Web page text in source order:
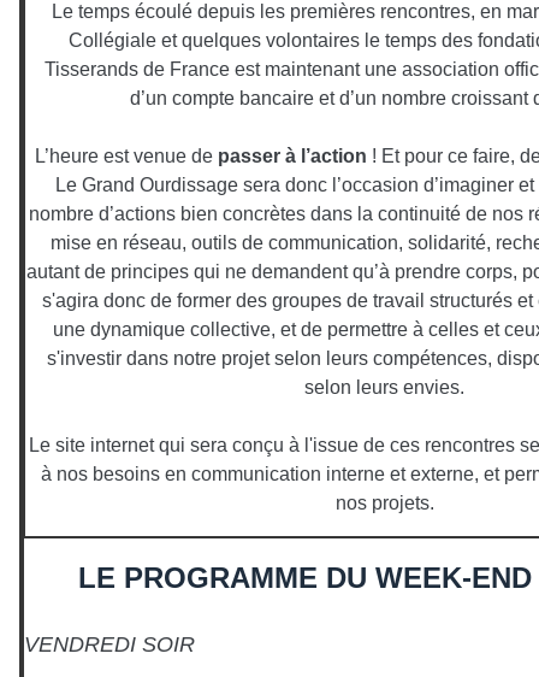
Le temps écoulé depuis les premières rencontres, en
Collégiale et quelques volontaires le temps des
Tisserands de France est maintenant une association
d’un compte bancaire et d’un nombre croissant
L’heure est venue de passer à l’action ! Et pour ce faire,
Le Grand Ourdissage sera donc l’occasion d’imaginer
nombre d’actions bien concrètes dans la continuité de nos
mise en réseau, outils de communication, solidarité,
autant de principes qui ne demandent qu’à prendre corps,
s'agira donc de former des groupes de travail structurés
une dynamique collective, et de permettre à celles et
s'investir dans notre projet selon leurs compétences,
selon leurs envies.
Le site internet qui sera conçu à l'issue de ces rencontres
à nos besoins en communication interne et externe, et
nos projets.
LE PROGRAMME DU WEEK-
VENDREDI SOIR